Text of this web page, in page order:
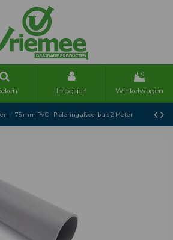
Inloggen
0
Winkelwagen
75 mm PVC - Riolering afvoerbuis 2 Meter